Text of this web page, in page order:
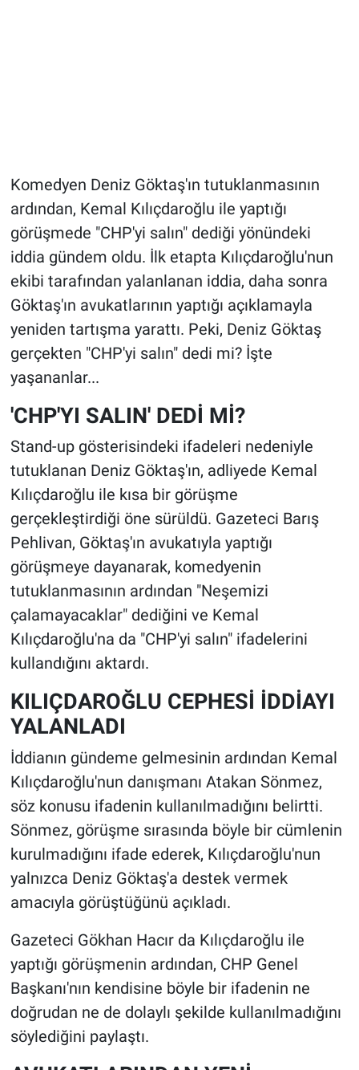
Komedyen Deniz Göktaş'ın tutuklanmasının
ardından, Kemal Kılıçdaroğlu ile yaptığı
görüşmede "CHP'yi salın" dediği yönündeki
iddia gündem oldu. İlk etapta Kılıçdaroğlu'nun
ekibi tarafından yalanlanan iddia, daha sonra
Göktaş'ın avukatlarının yaptığı açıklamayla
yeniden tartışma yarattı. Peki, Deniz Göktaş
gerçekten "CHP'yi salın" dedi mi? İşte
yaşananlar...
'CHP'YI SALIN' DEDİ Mİ?
Stand-up gösterisindeki ifadeleri nedeniyle
tutuklanan Deniz Göktaş'ın, adliyede Kemal
Kılıçdaroğlu ile kısa bir görüşme
gerçekleştirdiği öne sürüldü. Gazeteci Barış
Pehlivan, Göktaş'ın avukatıyla yaptığı
görüşmeye dayanarak, komedyenin
tutuklanmasının ardından "Neşemizi
çalamayacaklar" dediğini ve Kemal
Kılıçdaroğlu'na da "CHP'yi salın" ifadelerini
kullandığını aktardı.
KILIÇDAROĞLU CEPHESİ İDDİAYI
YALANLADI
İddianın gündeme gelmesinin ardından Kemal
Kılıçdaroğlu'nun danışmanı Atakan Sönmez,
söz konusu ifadenin kullanılmadığını belirtti.
Sönmez, görüşme sırasında böyle bir cümlenin
kurulmadığını ifade ederek, Kılıçdaroğlu'nun
yalnızca Deniz Göktaş'a destek vermek
amacıyla görüştüğünü açıkladı.
Gazeteci Gökhan Hacır da Kılıçdaroğlu ile
yaptığı görüşmenin ardından, CHP Genel
Başkanı'nın kendisine böyle bir ifadenin ne
doğrudan ne de dolaylı şekilde kullanılmadığını
söylediğini paylaştı.